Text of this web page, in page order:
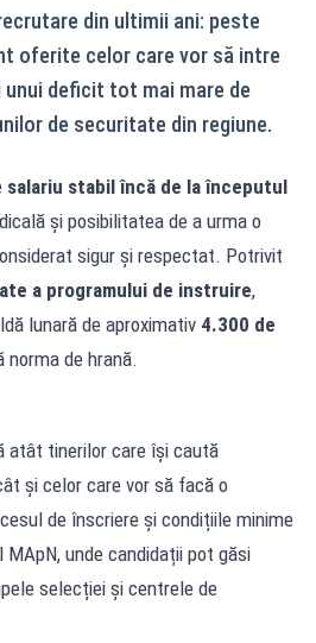
din ultimii ani: peste
oferite celor care vor să intre
deficit tot mai mare de
de securitate din regiune.
salariu stabil încă de la începutul
și posibilitatea de a urma o
sigur și respectat. Potrivit
a programului de instruire,
lunară de aproximativ 4.300 de
norma de hrană.
atât tinerilor care își caută
și celor care vor să facă o
de înscriere și condițiile minime
unde candidații pot găsi
selecției și centrele de